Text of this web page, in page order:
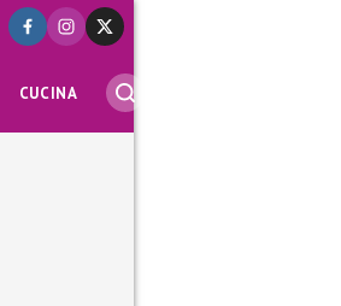
CUCINA